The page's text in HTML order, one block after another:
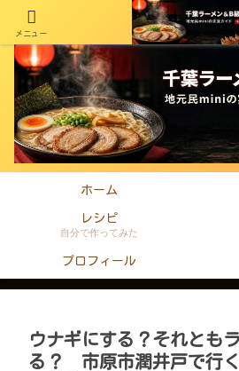
千葉在住50年以上のminiがラーメン・町中
ホーム
レシピ
自分で作ってみた
プロフィール
ウナギにする？それとも
る？ 市原市潤井戸で行
メニュー